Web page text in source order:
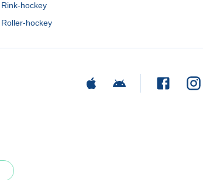
Rink-hockey
Roller-hockey